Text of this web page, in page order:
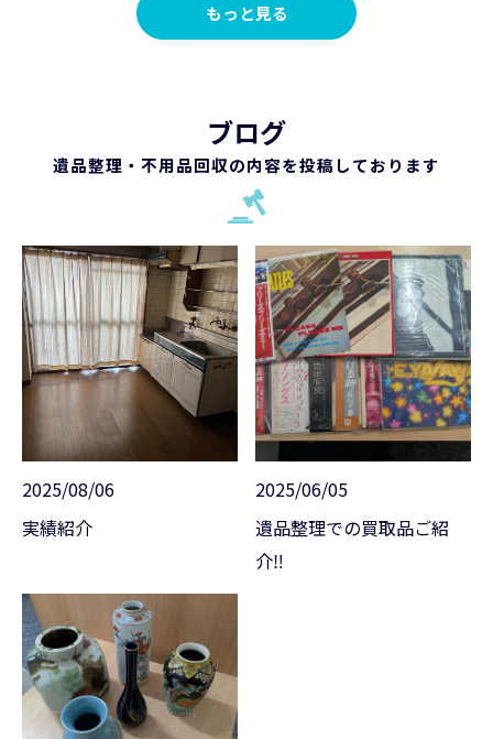
もっと見る
ブログ
遺品整理・不用品回収の内容を投稿しております
2025/08/06
実績紹介
2025/06/05
遺品整理での買取品ご紹
介‼️